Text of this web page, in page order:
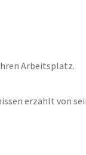
Arbeitsplatz.
erzählt von